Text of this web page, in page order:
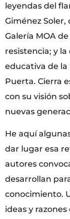
leyendas del
Giménez
Galería MOA
resistencia; y
educativa de la
Puerta. Cierra
con su visión
nuevas
He aquí
dar lugar esa
autores
desarrollan
conocimiento.
ideas y